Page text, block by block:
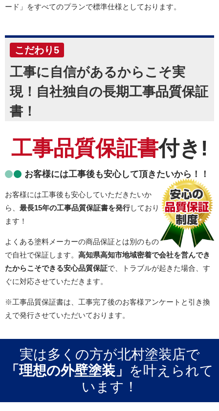
ード」をすべてのプランで標準仕様としております。
こだわり5
工事に自信があるからこそ実
現！自社独自の長期工事品質保証
書！
工事品質保証書付き!
お客様には工事後も安心して頂きたいから！！
お客様には工事後も安心していただきたいか
ら、 最長15年の工事品質保証書を発行しており
ます！
よくある塗料メーカーの商品保証とは別のもの
で自社で保証します。 高知県高知市地域密着で会社を営んでき
たからこそできる安心品質保証で、トラブルが起きた場合、す
ぐに対応させていただきます。
※工事品質保証書は、工事完了後のお客様アンケートと引き換
えで発行させていただいております。
実は多くの方が北村塗装店で
「理想の外壁塗装」 を叶えられて
います！